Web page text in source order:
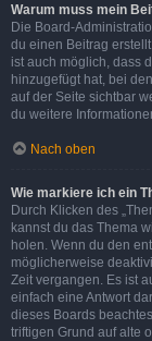
Warum muss mein
Die Board-
du einen Beitrag
ist auch möglich, dass
hinzugefügt hat, bei
auf der Seite sichtbar
du weitere
Nach oben
Wie markiere ich ein
Durch Klicken des
kannst du das Thema
holen. Wenn du den
möglicherweise
Zeit vergangen. Es ist
einfach eine Antwort
dieses Boards
triftigen Grund auf alte